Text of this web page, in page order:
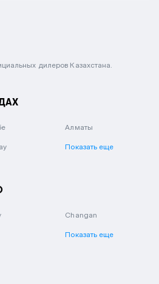
дилеров Казахстана.
Алматы
Показать еще
Changan
Показать еще